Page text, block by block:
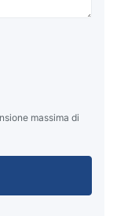
massima di